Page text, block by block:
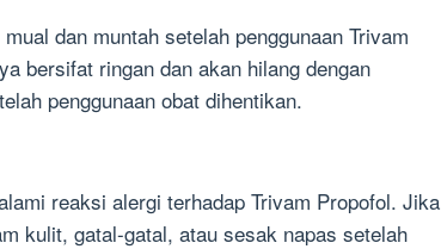
dan muntah setelah penggunaan Trivam
bersifat ringan dan akan hilang dengan
penggunaan obat dihentikan.
reaksi alergi terhadap Trivam Propofol. Jika
kulit, gatal-gatal, atau sesak napas setelah